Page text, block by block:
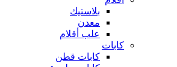
بلاستيك
معدن
علب أقلام
كابات
كابات قطن